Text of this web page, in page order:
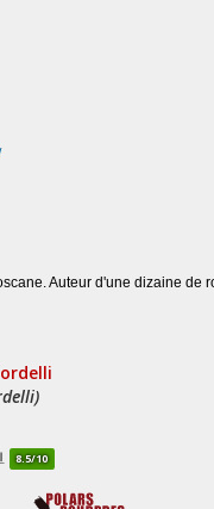
Auteur d'une dizaine de